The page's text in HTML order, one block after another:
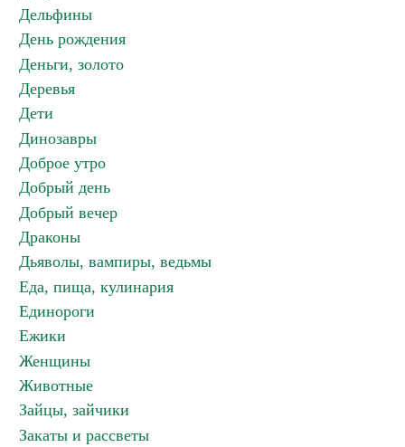
Дельфины
День рождения
Деньги, золото
Деревья
Дети
Динозавры
Доброе утро
Добрый день
Добрый вечер
Драконы
Дьяволы, вампиры, ведьмы
Еда, пища, кулинария
Единороги
Ежики
Женщины
Животные
Зайцы, зайчики
Закаты и рассветы